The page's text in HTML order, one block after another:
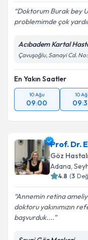
Metni'ni
kapsamda
Doktorum Burak bey
problemimde çok
Acıbadem Kartal
Çavuşoğlu, Sanayi Cd.
En Yakın Saatler
10 Ağu
09:00
10
Prof. Dr.
Göz
Adana,
4.8 (3
Annemin retina
doktoru yakınımızın
başvurduk....